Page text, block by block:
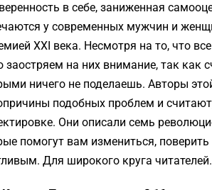
в себе, заниженная
у современных мужчин и
XXI века. Несмотря на то, что
заостряем на них внимание, так как
ничего не поделаешь. Авторы
подобных проблем и
Они описали семь
помогут вам измениться,
Для широкого круга читателей.